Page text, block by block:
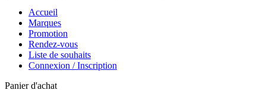
Accueil
Marques
Promotion
Rendez-vous
Liste de souhaits
Connexion / Inscription
Panier d'achat